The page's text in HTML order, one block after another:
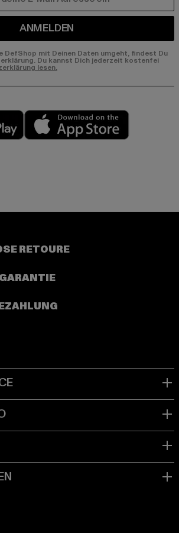
ANMELDEN
DefShop mit Deinen Daten umgeht, findest Du
Du kannst Dich jederzeit kostenfei
lesen.
Play market
RETOURE